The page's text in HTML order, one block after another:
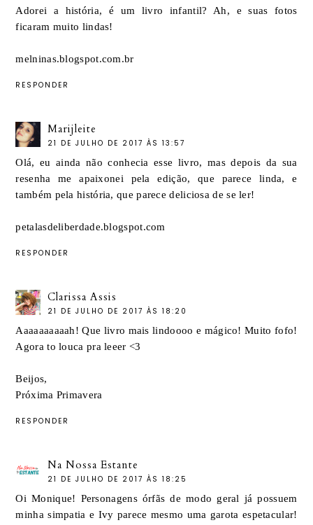
Adorei a história, é um livro infantil? Ah, e suas fotos
ficaram muito lindas!
melninas.blogspot.com.br
RESPONDER
Marijleite
21 DE JULHO DE 2017 ÀS 13:57
Olá, eu ainda não conhecia esse livro, mas depois da sua
resenha me apaixonei pela edição, que parece linda, e
também pela história, que parece deliciosa de se ler!
petalasdeliberdade.blogspot.com
RESPONDER
Clarissa Assis
21 DE JULHO DE 2017 ÀS 18:20
Aaaaaaaaaah! Que livro mais lindoooo e mágico! Muito fofo!
Agora to louca pra leeer <3
Beijos,
Próxima Primavera
RESPONDER
Na Nossa Estante
21 DE JULHO DE 2017 ÀS 18:25
Oi Monique! Personagens órfãs de modo geral já possuem
minha simpatia e Ivy parece mesmo uma garota espetacular!